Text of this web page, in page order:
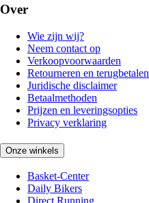
Over
Wie zijn wij?
Neem contact op
Verkoopvoorwaarden
Retourneren en terugbetalen
Juridische disclaimer
Betaalmethoden
Prijzen en leveringsopties
Privacy verklaring
Onze winkels
Basket-Center
Daily Bikers